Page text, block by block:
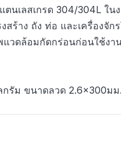
นเลสเกรด 304/304L ใน
สร้าง ถัง ท่อ และเครื่องจั
วดล้อมกัดกร่อนก่อนใช้งา
กรัม ขนาดลวด 2.6×300มม.